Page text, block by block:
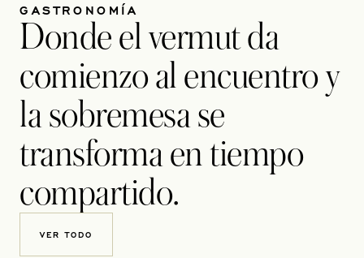
GASTRONOMÍA
Donde el vermut da
comienzo al encuentro y
la sobremesa se
transforma en tiempo
compartido.
VER TODO